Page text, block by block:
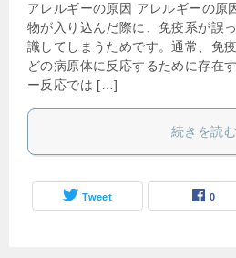
アレルギーの原因 アレルギーの原
物が入り込んだ際に、免疫系が誤
識してしまうためです。通常、免
どの病原体に反応するために存在
ー反応では […]
続きを読む
Tweet 0